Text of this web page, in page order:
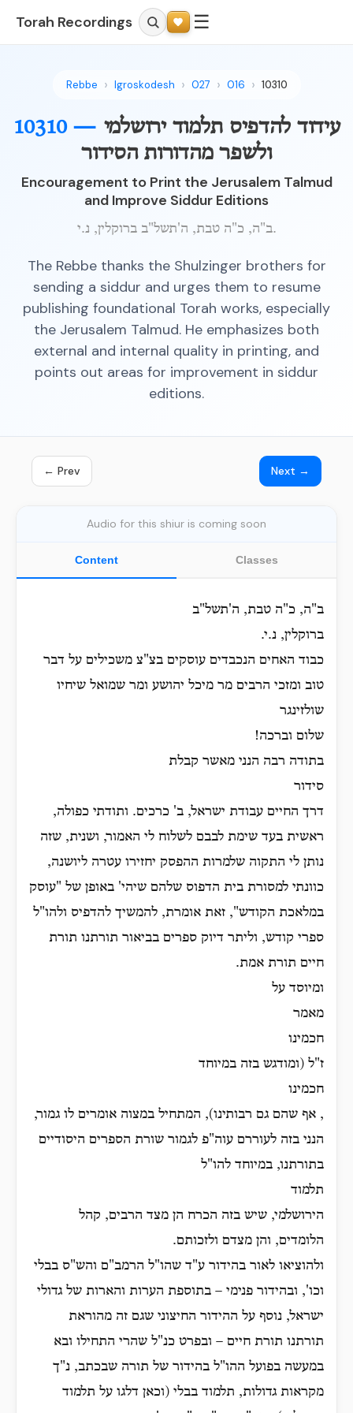
Torah Recordings ☰
Rebbe Igroskodesh 027 016 10310
10310 — עידוד להדפיס תלמוד ירושלמי
ולשפר מהדורות הסידור
Encouragement to Print the Jerusalem Talmud
and Improve Siddur Editions
ב"ה, כ"ה טבת, ה'תשל"ב ברוקלין, נ.י.
The Rebbe thanks the Shulzinger brothers for
sending a siddur and urges them to resume
publishing foundational Torah works, especially
the Jerusalem Talmud. He emphasizes both
external and internal quality in printing, and
points out areas for improvement in siddur
editions.
← Prev Next →
Audio for this shiur is coming soon
Content Classes
ב"ה, כ"ה טבת, ה'תשל"ב
ברוקלין, נ.י.
כבוד האחים הנכבדים עוסקים בצ"צ משכילים על דבר
טוב ומזכי הרבים מר מיכל יהושע ומר שמואל שיחיו
שולזינגר
שלום וברכה!
בתודה רבה הנני מאשר קבלת
סידור
דרך החיים עבודת ישראל, ב' כרכים. ותודתי כפולה,
ראשית בעד שימת לבבם לשלוח לי האמור, ושנית, שזה
נותן לי התקוה שלמרות ההפסק יחזירו עטרה ליושנה,
כוונתי למסורת בית הדפוס שלהם שיהי' באופן של "עוסק
במלאכת הקודש", זאת אומרת, להמשיך להדפיס ולהו"ל
ספרי קודש, וליתר דיוק ספרים בביאור תורתנו תורת
חיים תורת אמת.
ומיוסד על
מאמר
חכמינו
ז"ל (ומודגש בזה במיוחד
חכמינו
, אף שהם גם רבותינו), המתחיל במצוה אומרים לו גמור,
הנני בזה לעוררם עוה"פ לגמור שורת הספרים היסודיים
בתורתנו, במיוחד להו"ל
תלמוד
הירושלמי, שיש בזה הכרח הן מצד הרבים, קהל
הלומדים, והן מצדם ולזכותם.
ולהוציאו לאור בהידור ע"ד שהו"ל הרמב"ם והש"ס בבלי
וכו', ובהידור פנימי – בתוספת הערות והארות של גדולי
ישראל, נוסף על ההידור החיצוני שגם זה מהוראת
תורתנו תורת חיים – ובפרט כנ"ל שהרי התחילו ובא
במעשה בפועל ההו"ל בהידור של תורה שבכתב, נ"ך
מקראות גדולות, תלמוד בבלי (וכאן דלגו על תלמוד